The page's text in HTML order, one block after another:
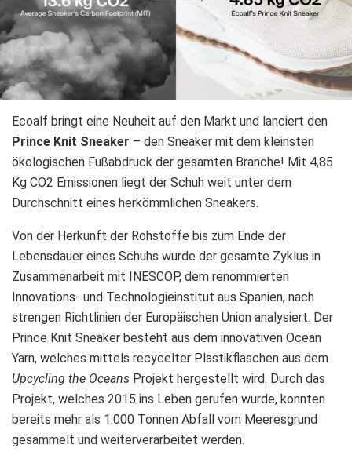
Ecoalf bringt eine Neuheit auf den Markt und lanciert den
Prince Knit Sneaker – den Sneaker mit dem kleinsten
ökologischen Fußabdruck der gesamten Branche! Mit 4,85
Kg CO2 Emissionen liegt der Schuh weit unter dem
Durchschnitt eines herkömmlichen Sneakers.
Von der Herkunft der Rohstoffe bis zum Ende der
Lebensdauer eines Schuhs wurde der gesamte Zyklus in
Zusammenarbeit mit INESCOP, dem renommierten
Innovations- und Technologieinstitut aus Spanien, nach
strengen Richtlinien der Europäischen Union analysiert. Der
Prince Knit Sneaker besteht aus dem innovativen Ocean
Yarn, welches mittels recycelter Plastikflaschen aus dem
Upcycling the Oceans Projekt hergestellt wird. Durch das
Projekt, welches 2015 ins Leben gerufen wurde, konnten
bereits mehr als 1.000 Tonnen Abfall vom Meeresgrund
gesammelt und weiterverarbeitet werden.